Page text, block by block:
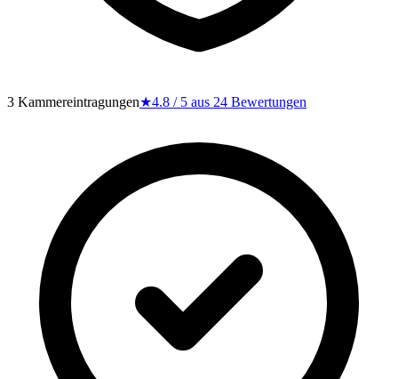
3 Kammereintragungen★4.8 / 5 aus 24 Bewertungen